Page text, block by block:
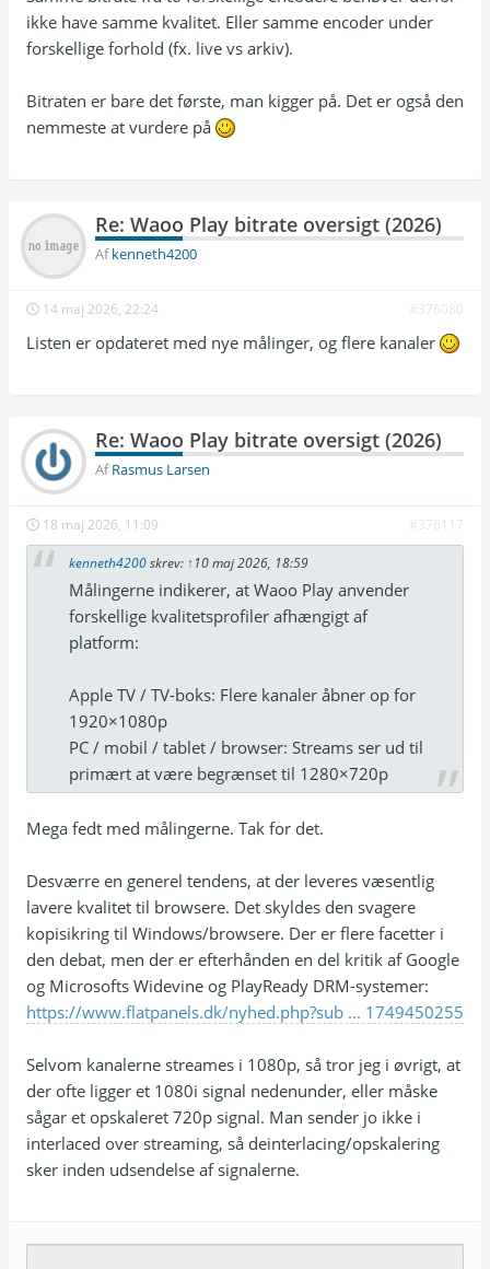
ikke have samme kvalitet. Eller samme encoder under
forskellige forhold (fx. live vs arkiv).
Bitraten er bare det første, man kigger på. Det er også den
nemmeste at vurdere på
Re: Waoo Play bitrate oversigt (2026)
Afkenneth4200
14 maj 2026, 22:24 #376080
Listen er opdateret med nye målinger, og flere kanaler
Re: Waoo Play bitrate oversigt (2026)
AfRasmus Larsen
18 maj 2026, 11:09 #376117
kenneth4200skrev: ↑10 maj 2026, 18:59
Målingerne indikerer, at Waoo Play anvender
forskellige kvalitetsprofiler afhængigt af
platform:
Apple TV / TV-boks: Flere kanaler åbner op for
1920×1080p
PC / mobil / tablet / browser: Streams ser ud til
primært at være begrænset til 1280×720p
Mega fedt med målingerne. Tak for det.
Desværre en generel tendens, at der leveres væsentlig
lavere kvalitet til browsere. Det skyldes den svagere
kopisikring til Windows/browsere. Der er flere facetter i
den debat, men der er efterhånden en del kritik af Google
og Microsofts Widevine og PlayReady DRM-systemer:
https://www.flatpanels.dk/nyhed.php?sub ... 1749450255
Selvom kanalerne streames i 1080p, så tror jeg i øvrigt, at
der ofte ligger et 1080i signal nedenunder, eller måske
sågar et opskaleret 720p signal. Man sender jo ikke i
interlaced over streaming, så deinterlacing/opskalering
sker inden udsendelse af signalerne.